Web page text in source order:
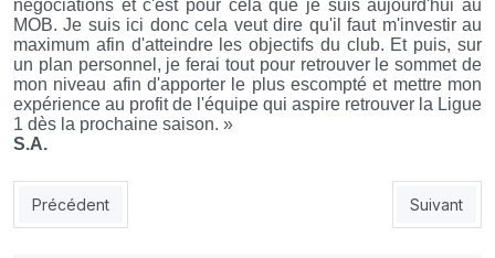
négociations et c'est pour cela que je suis aujourd'hui au
MOB. Je suis ici donc cela veut dire qu'il faut m'investir au
maximum afin d'atteindre les objectifs du club. Et puis, sur
un plan personnel, je ferai tout pour retrouver le sommet de
mon niveau afin d'apporter le plus escompté et mettre mon
expérience au profit de l'équipe qui aspire retrouver la Ligue
1 dès la prochaine saison. »
S.A.
Article précédent : NAHD : le bureau exécutif répartit les tâches
Précédent Article
Suivant